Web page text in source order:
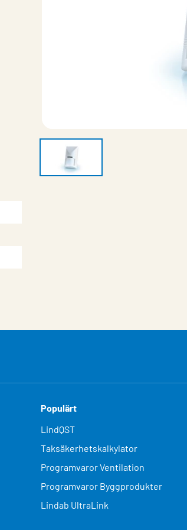
Populärt
LindQST
Taksäkerhetskalkylator
Programvaror Ventilation
Programvaror Byggprodukter
Lindab UltraLink